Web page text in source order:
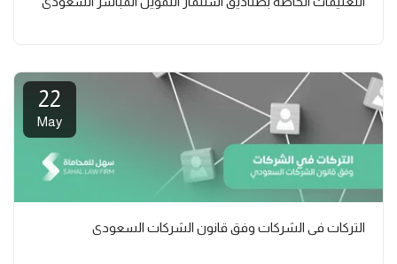
22
May
التركات في الشركات وفق قانون الشركات السعودي